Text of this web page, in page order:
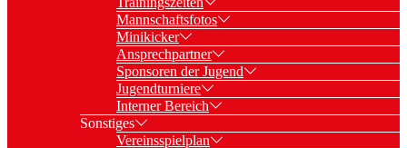
Mannschaftsfotos
Minikicker
Ansprechpartner
Sponsoren der Jugend
Jugendturniere
Interner Bereich
Sonstiges
Vereinsspielplan